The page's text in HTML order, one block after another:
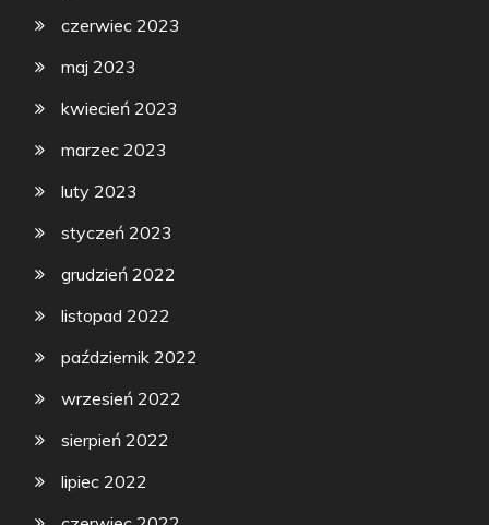
czerwiec 2023
maj 2023
kwiecień 2023
marzec 2023
luty 2023
styczeń 2023
grudzień 2022
listopad 2022
październik 2022
wrzesień 2022
sierpień 2022
lipiec 2022